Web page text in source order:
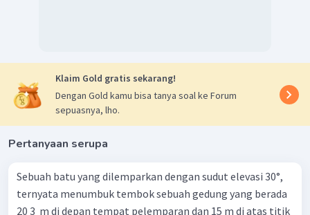
Jadi, kecepatan peluru setelah bergerak selama 1 s
adalah
m/s.
Klaim Gold gratis sekarang!
Dengan Gold kamu bisa tanya soal ke Forum
sepuasnya, lho.
Pertanyaan serupa
Sebuah batu yang dilemparkan dengan sudut elevasi 30°,
ternyata menumbuk tembok sebuah gedung yang berada
20 3 ​ m di depan tempat pelemparan dan 15 m di atas titik